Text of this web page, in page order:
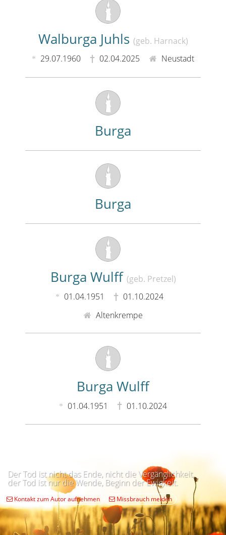
Walburga Juhls (geb. Harnack)
29.07.1960
02.04.2025 Neustadt
Burga
Burga
Burga Wulff (geb. Pretzel)
01.04.1951
01.10.2024
Altenkrempe
Burga Wulff
01.04.1951 01.10.2024
Der Tod ist nicht das Ende, nicht die Vergänglichkeit,
der Tod ist nur die Wende, Beginn der Ewigkeit.
Kontakt zum Autor aufnehmen Missbrauch melden